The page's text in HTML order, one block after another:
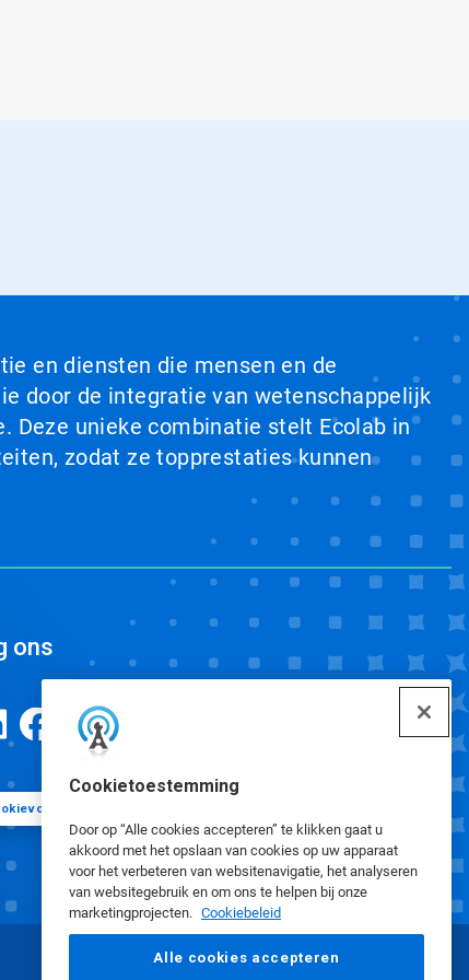
Cookietoestemming
Door op “Alle cookies accepteren” te klikken gaat u
akkoord met het opslaan van cookies op uw apparaat
voor het verbeteren van websitenavigatie, het analyseren
van websitegebruik en om ons te helpen bij onze
marketingprojecten. Cookiebeleid
Alle cookies accepteren
en diensten die mensen en de
door de integratie van wetenschappelijk
Deze unieke combinatie stelt Ecolab in
zodat ze topprestaties kunnen
ons